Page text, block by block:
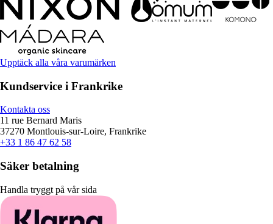
Upptäck alla våra varumärken
Kundservice i Frankrike
Kontakta oss
11 rue Bernard Maris
37270 Montlouis-sur-Loire, Frankrike
+33 1 86 47 62 58
Säker betalning
Handla tryggt på vår sida